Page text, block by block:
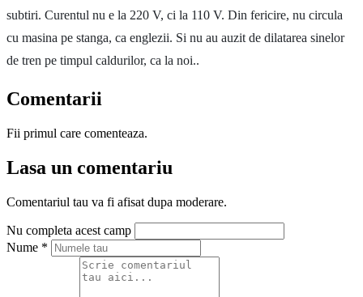
subtiri. Curentul nu e la 220 V, ci la 110 V. Din fericire, nu circula
cu masina pe stanga, ca englezii. Si nu au auzit de dilatarea sinelor
de tren pe timpul caldurilor, ca la noi..
Comentarii
Fii primul care comenteaza.
Lasa un comentariu
Comentariul tau va fi afisat dupa moderare.
Nu completa acest camp
Nume *